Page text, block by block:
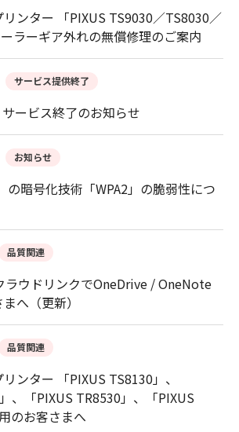
ンター 「PIXUS TS9030／TS8030／
ラーギア外れの無償修理のご案内
サービス提供終了
ービス終了のお知らせ
お知らせ
の暗号化技術「WPA2」の脆弱性につ
品質関連
ラウドリンクでOneDrive / OneNote
へ（更新）
品質関連
ンター 「PIXUS TS8130」、
、「PIXUS TR8530」、「PIXUS
のお客さまへ